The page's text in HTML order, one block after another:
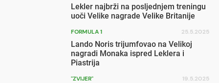
Lekler najbrži na posljednjem treningu
uoči Velike nagrade Velike Britanije
FORMULA 1 25.5.2025
Lando Noris trijumfovao na Velikoj
nagradi Monaka ispred Leklera i
Piastrija
"ZVIJER" 19.5.2025